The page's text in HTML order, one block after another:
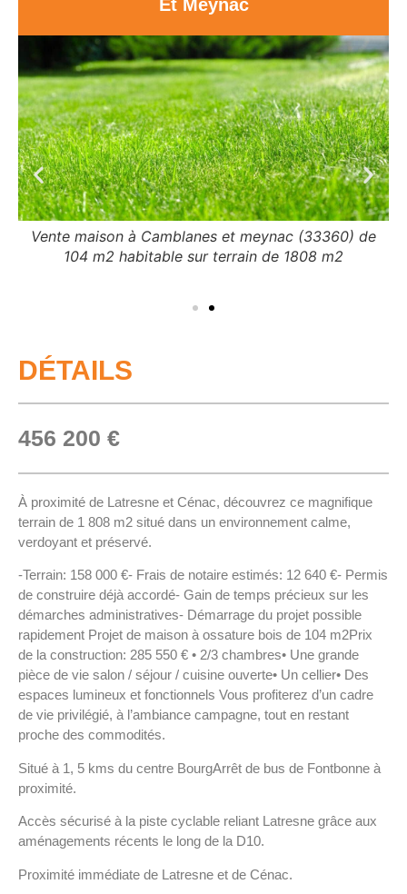
Et Meynac
Vente maison à Camblanes et meynac (33360) de
104 m2 habitable sur terrain de 1808 m2
DÉTAILS
456 200 €
À proximité de Latresne et Cénac, découvrez ce magnifique
terrain de 1 808 m2 situé dans un environnement calme,
verdoyant et préservé.
-Terrain: 158 000 €- Frais de notaire estimés: 12 640 €- Permis
de construire déjà accordé- Gain de temps précieux sur les
démarches administratives- Démarrage du projet possible
rapidement Projet de maison à ossature bois de 104 m2Prix
de la construction: 285 550 € • 2/3 chambres• Une grande
pièce de vie salon / séjour / cuisine ouverte• Un cellier• Des
espaces lumineux et fonctionnels Vous profiterez d’un cadre
de vie privilégié, à l’ambiance campagne, tout en restant
proche des commodités.
Situé à 1, 5 kms du centre BourgArrêt de bus de Fontbonne à
proximité.
Accès sécurisé à la piste cyclable reliant Latresne grâce aux
aménagements récents le long de la D10.
Proximité immédiate de Latresne et de Cénac.